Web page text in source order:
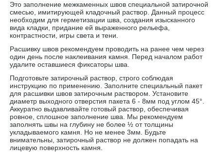
Это заполнение межкаменных швов специальной затирочной
смесью, имитирующей кладочный раствор. Данный процесс
необходим для герметизации шва, создания изысканного
вида кладки, придание ей выраженного рельефа,
контрастности, игры света и тени.
Расшивку швов рекомендуем проводить на ранее чем через
один день после наклеивания камня. Перед началом работ
удалите оставшиеся фиксаторы шва.
Подготовьте затирочный раствор, строго соблюдая
инструкцию по применению. Заполните специальный пакет
для расшивки швов затирочным раствором. Установите
диаметр выходного отверстия пакета 6 - 8мм под углом 45°.
Аккуратно выдавливайте готовый раствор, обеспечивая
ровное, сплошное заполнение шва. Мы рекомендуем
заполнять швы на глубину не более ½ от толщины
укладываемого камня. Но не менее 3мм. Будьте
внимательны, затирочный раствор не должен попадать на
лицевую поверхность камня.